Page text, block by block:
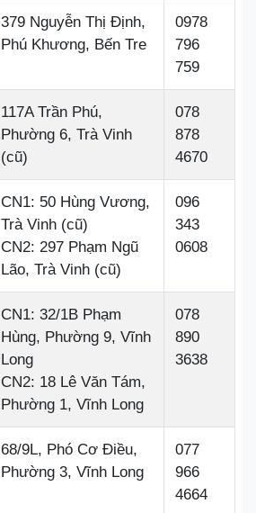
379 Nguyễn Thị Định,
Phú Khương, Bến Tre
0978
796
759
117A Trần Phú,
Phường 6, Trà Vinh
(cũ)
078
878
4670
CN1: 50 Hùng Vương,
Trà Vinh (cũ)
CN2: 297 Phạm Ngũ
Lão, Trà Vinh (cũ)
096
343
0608
CN1: 32/1B Phạm
Hùng, Phường 9, Vĩnh
Long
CN2: 18 Lê Văn Tám,
Phường 1, Vĩnh Long
078
890
3638
68/9L, Phó Cơ Điều,
Phường 3, Vĩnh Long
077
966
4664